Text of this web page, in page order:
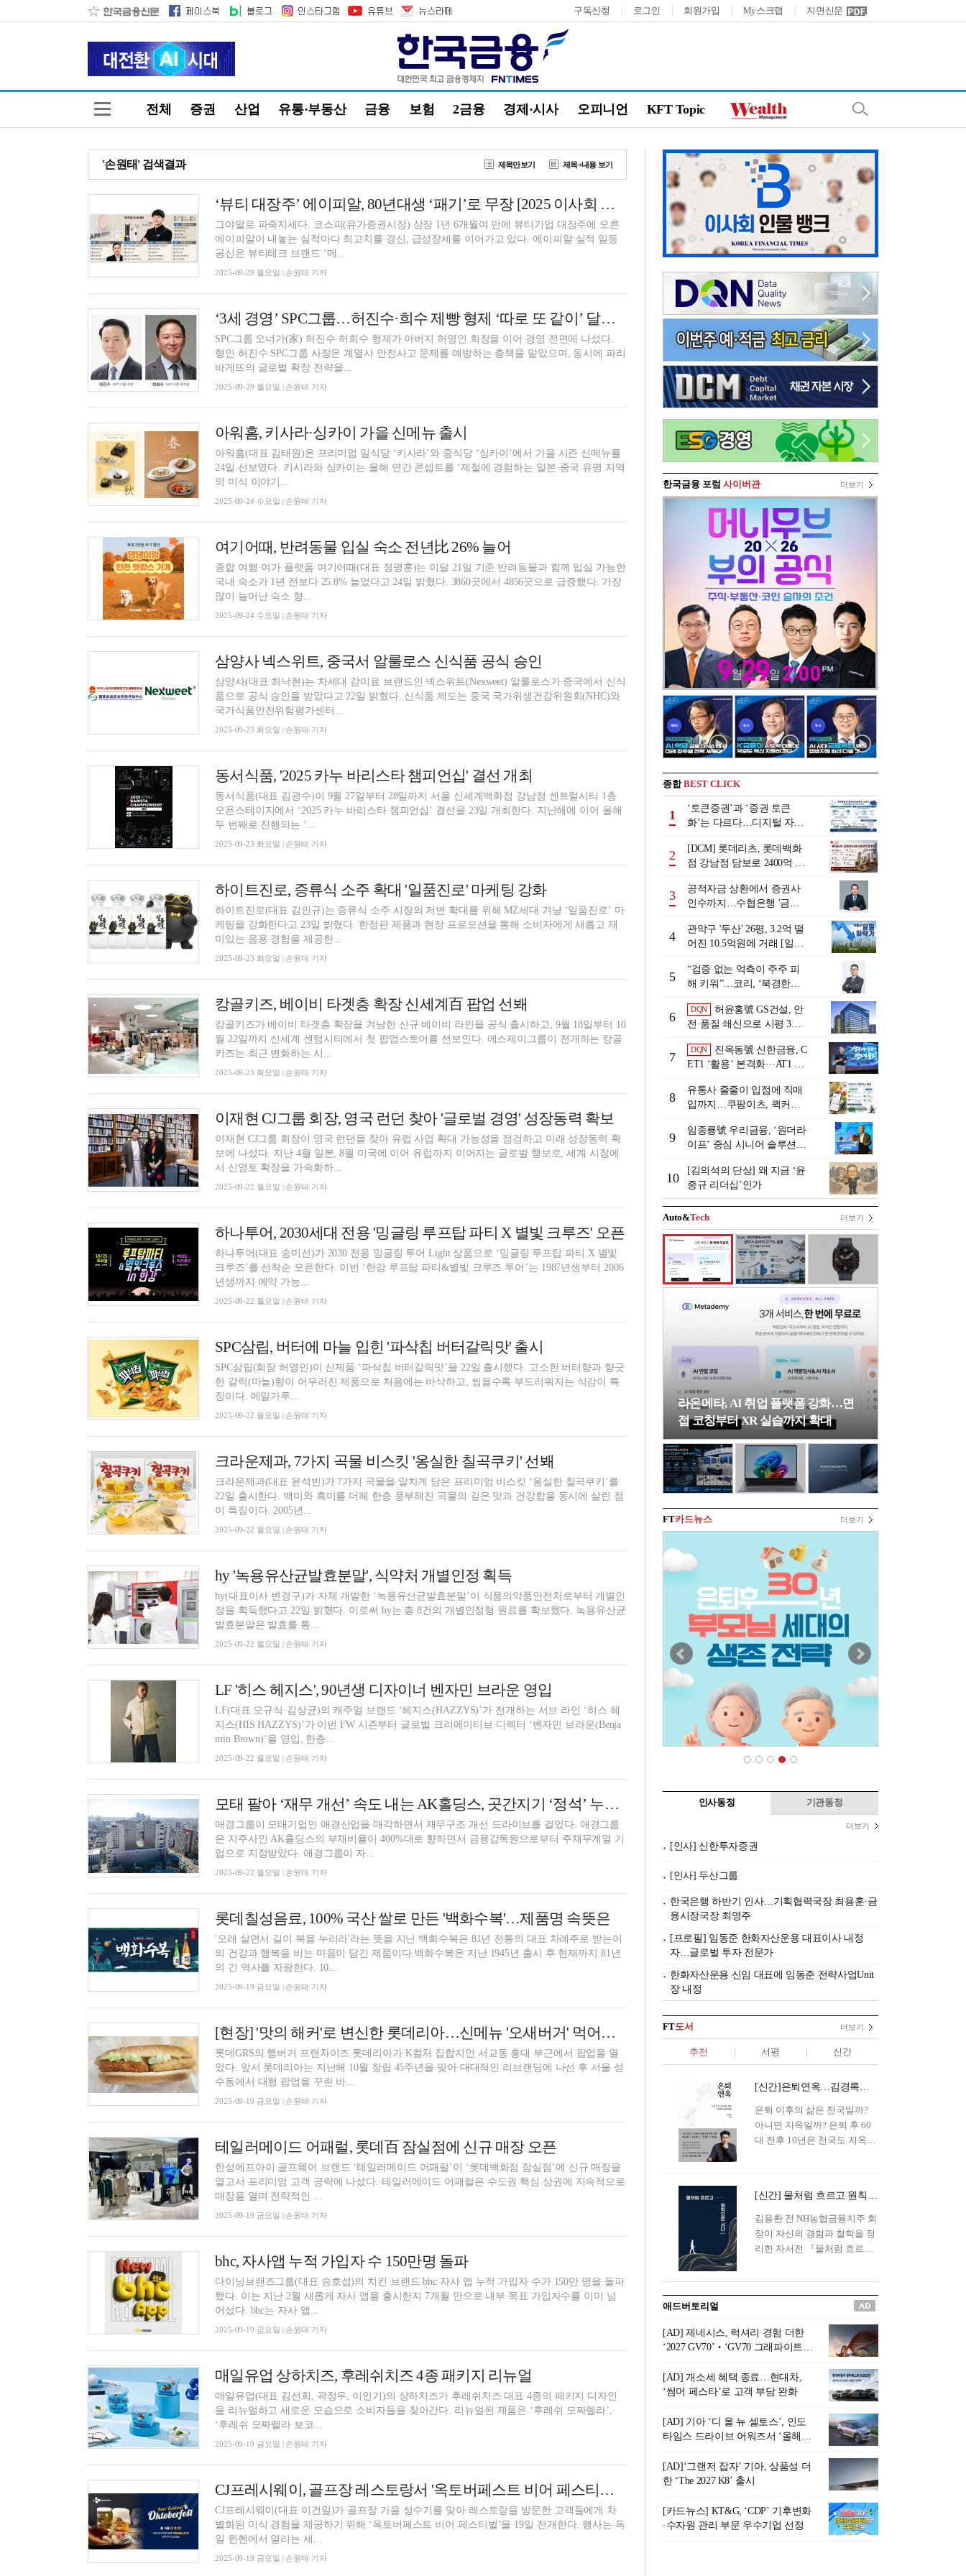
구독신청 로그인 회원가입 My스크랩 지면신문
전체 증권 산업 유통·부동산 금융 보험 2금융 경제·시사 오피니언 KFT Topic
'손원태' 검색결과 제목만보기 제목+내용 보기
‘뷰티 대장주’ 에이피알, 80년대생 ‘패기’로 무장 [2025 이사회 톺아보기]
그야말로 파죽지세다. 코스피(유가증권시장) 상장 1년 6개월여 만에 뷰티기업 대장주에 오른
에이피알이 내놓는 실적마다 최고치를 경신, 급성장세를 이어가고 있다. 에이피알 실적 일등
공신은 뷰티테크 브랜드 ‘메...
2025-09-29 월요일 | 손원태 기자
‘3세 경영’ SPC그룹…허진수·희수 제빵 형제 ‘따로 또 같이’ 달린다
SPC그룹 오너가(家) 허진수·허희수 형제가 아버지 허영인 회장을 이어 경영 전면에 나섰다.
형인 허진수 SPC그룹 사장은 계열사 안전사고 문제를 예방하는 총책을 맡았으며, 동시에 파리
바게뜨의 글로벌 확장 전략을...
2025-09-29 월요일 | 손원태 기자
아워홈, 키사라·싱카이 가을 신메뉴 출시
아워홈(대표 김태원)은 프리미엄 일식당 ‘키사라’와 중식당 ‘싱카이’에서 가을 시즌 신메뉴를
24일 선보였다. 키시라와 싱카이는 올해 연간 콘셉트를 ‘제철에 경험하는 일본·중국 유명 지역
의 미식 이야기...
2025-09-24 수요일 | 손원태 기자
여기어때, 반려동물 입실 숙소 전년比 26% 늘어
종합 여행·여가 플랫폼 여기어때(대표 정명훈)는 이달 21일 기준 반려동물과 함께 입실 가능한
국내 숙소가 1년 전보다 25.8% 늘었다고 24일 밝혔다. 3860곳에서 4856곳으로 급증했다. 가장
많이 늘어난 숙소 형...
2025-09-24 수요일 | 손원태 기자
삼양사 넥스위트, 중국서 알룰로스 신식품 공식 승인
삼양사(대표 최낙현)는 차세대 감미료 브랜드인 넥스위트(Nexweet) 알룰로스가 중국에서 신식
품으로 공식 승인을 받았다고 22일 밝혔다. 신식품 제도는 중국 국가위생건강위원회(NHC)와
국가식품안전위험평가센터...
2025-09-23 화요일 | 손원태 기자
동서식품, '2025 카누 바리스타 챔피언십' 결선 개최
동서식품(대표 김광수)이 9월 27일부터 28일까지 서울 신세계백화점 강남점 센트럴시티 1층
오픈스테이지에서 ‘2025 카누 바리스타 챔피언십’ 결선을 23일 개최한다. 지난해에 이어 올해
두 번째로 진행되는 ‘...
2025-09-23 화요일 | 손원태 기자
하이트진로, 증류식 소주 확대 '일품진로' 마케팅 강화
하이트진로(대표 김인규)는 증류식 소주 시장의 저변 확대를 위해 MZ세대 겨냥 ‘일품진로’ 마
케팅을 강화한다고 23일 밝혔다. 한정판 제품과 현장 프로모션을 통해 소비자에게 새롭고 재
미있는 음용 경험을 제공한...
2025-09-23 화요일 | 손원태 기자
캉골키즈, 베이비 타겟층 확장 신세계百 팝업 선봬
캉골키즈가 베이비 타겟층 확장을 겨낭한 신규 베이비 라인을 공식 출시하고, 9월 18일부터 10
월 22일까지 신세계 센텀시티에서 첫 팝업스토어를 선보인다. 에스제이그룹이 전개하는 캉골
키즈는 최근 변화하는 시...
2025-09-23 화요일 | 손원태 기자
이재현 CJ그룹 회장, 영국 런던 찾아 '글로벌 경영' 성장동력 확보
이재현 CJ그룹 회장이 영국 런던을 찾아 유럽 사업 확대 가능성을 점검하고 미래 성장동력 확
보에 나섰다. 지난 4월 일본, 8월 미국에 이어 유럽까지 이어지는 글로벌 행보로, 세계 시장에
서 신영토 확장을 가속화하...
2025-09-22 월요일 | 손원태 기자
하나투어, 2030세대 전용 '밍글링 루프탑 파티 X 별빛 크루즈' 오픈
하나투어(대표 송미선)가 2030 전용 밍글링 투어 Light 상품으로 ‘밍글링 루프탑 파티 X 별빛
크루즈’를 선착순 오픈한다. 이번 ‘한강 루프탑 파티&별빛 크루즈 투어’는 1987년생부터 2006
년생까지 예약 가능...
2025-09-22 월요일 | 손원태 기자
SPC삼립, 버터에 마늘 입힌 '파삭칩 버터갈릭맛' 출시
SPC삼립(회장 허영인)이 신제품 ‘파삭칩 버터갈릭맛’을 22일 출시했다. 고소한 버터향과 향긋
한 갈릭(마늘)향이 어우러진 제품으로 처음에는 바삭하고, 씹을수록 부드러워지는 식감이 특
징이다. 메밀가루...
2025-09-22 월요일 | 손원태 기자
크라운제과, 7가지 곡물 비스킷 '옹실한 칠곡쿠키' 선봬
크라운제과(대표 윤석빈)가 7가지 곡물을 알차게 담은 프리미엄 비스킷 ‘옹실한 칠곡쿠키’를
22일 출시한다. 백미와 흑미를 더해 한층 풍부해진 곡물의 깊은 맛과 건강함을 동시에 살린 점
이 특징이다. 2005년...
2025-09-22 월요일 | 손원태 기자
hy '녹용유산균발효분말', 식약처 개별인정 획득
hy(대표이사 변경구)가 자체 개발한 ‘녹용유산균발효분말’이 식품의약품안전처로부터 개별인
정을 획득했다고 22일 밝혔다. 이로써 hy는 총 8건의 개별인정형 원료를 확보했다. 녹용유산균
발효분말은 발효를 통...
2025-09-22 월요일 | 손원태 기자
LF '히스 헤지스', 90년생 디자이너 벤자민 브라운 영입
LF(대표 오규식·김상균)의 캐주얼 브랜드 ‘헤지스(HAZZYS)’가 전개하는 서브 라인 ‘히스 헤
지스(HIS HAZZYS)’가 이번 FW 시즌부터 글로벌 크리에이티브 디렉터 ‘벤자민 브라운(Benja
min Brown)’을 영입, 한층...
2025-09-22 월요일 | 손원태 기자
모태 팔아 ‘재무 개선’ 속도 내는 AK홀딩스, 곳간지기 ‘정석’ 누구? [나는 CFO다]
애경그룹이 모태기업인 애경산업을 매각하면서 재무구조 개선 드라이브를 걸었다. 애경그룹
은 지주사인 AK홀딩스의 부채비율이 400%대로 향하면서 금융감독원으로부터 주채무계열 기
업으로 지정받았다. 애경그룹이 자...
2025-09-22 월요일 | 손원태 기자
롯데칠성음료, 100% 국산 쌀로 만든 '백화수복'…제품명 속뜻은
'오래 살면서 길이 복을 누리라'라는 뜻을 지닌 백화수복은 81년 전통의 대표 차례주로 받는이
의 건강과 행복을 비는 마음이 담긴 제품이다.백화수복은 지난 1945년 출시 후 현재까지 81년
의 긴 역사를 자랑한다. 10...
2025-09-19 금요일 | 손원태 기자
[현장] '맛의 해커'로 변신한 롯데리아…신메뉴 '오새버거' 먹어보니
롯데GRS의 햄버거 프랜차이즈 롯데리아가 K컬처 집합지인 서교동 홍대 부근에서 팝업을 열
었다. 앞서 롯데리아는 지난해 10월 창립 45주년을 맞아 대대적인 리브랜딩에 나선 후 서울 성
수동에서 대형 팝업을 꾸린 바...
2025-09-19 금요일 | 손원태 기자
테일러메이드 어패럴, 롯데百 잠실점에 신규 매장 오픈
한성에프아이 골프웨어 브랜드 ‘테일러메이드 어패럴’이 ‘롯데백화점 잠실점’에 신규 매장을
열고서 프리미엄 고객 공략에 나섰다. 테일러메이드 어패럴은 수도권 핵심 상권에 지속적으로
매장을 열며 전략적인 ...
2025-09-19 금요일 | 손원태 기자
bhc, 자사앱 누적 가입자 수 150만명 돌파
다이닝브랜즈그룹(대표 송호섭)의 치킨 브랜드 bhc 자사 앱 누적 가입자 수가 150만 명을 돌파
했다. 이는 지난 2월 새롭게 자사 앱을 출시한지 7개월 만으로 내부 목표 가입자수를 이미 넘
어섰다. bhc는 자사 앱...
2025-09-19 금요일 | 손원태 기자
매일유업 상하치즈, 후레쉬치즈 4종 패키지 리뉴얼
매일유업(대표 김선희, 곽정우, 이인기)의 상하치즈가 후레쉬치즈 대표 4종의 패키지 디자인
을 리뉴얼하고 새로운 모습으로 소비자들을 찾아간다. 리뉴얼된 제품은 ‘후레쉬 모짜렐라’,
‘후레쉬 모짜렐라 보코...
2025-09-19 금요일 | 손원태 기자
CJ프레시웨이, 골프장 레스토랑서 '옥토버페스트 비어 페스티벌' 전개
CJ프레시웨이(대표 이건일)가 골프장 가을 성수기를 맞아 레스토랑을 방문한 고객들에게 차
별화된 미식 경험을 제공하기 위해 ‘옥토버페스트 비어 페스티벌’을 19일 전개한다. 행사는 독
일 뮌헨에서 열리는 세...
2025-09-19 금요일 | 손원태 기자
한국금융 포럼 사이버관 더보기
종합BEST CLICK
1
‘토큰증권’과 ‘증권 토큰
화’는 다르다…디지털 자본
2
[DCM] 롯데리츠, 롯데백화
점 강남점 담보로 2400억 조
3
공적자금 상환에서 증권사
인수까지…수협은행 '금융
행 금융그룹의 꿈①]
4
관악구 '두산' 26평, 3.2억 떨
어진 10.5억원에 거래 [일일
5
“검증 없는 억측이 주주 피
해 키워”…코리, ‘북경한미
6
DQN
허윤홍號 GS건설, 안
전·품질 쇄신으로 시평 3위
7
DQN
진옥동號 신한금융, C
ET1 ‘활용’ 본격화···AT1 늘
view]
8
유통사 줄줄이 입점에 직매
입까지…쿠팡이츠, 퀵커머
9
임종룡號 우리금융, ‘원더라
이프’ 중심 시니어 솔루션
[금융 시니어 비즈니스 돋보
기]
10
[김의석의 단상] 왜 지금 ‘윤
종규 리더십’인가
Auto&Tech 더보기
라온메타, AI 취업 플랫폼 강화…면
접 코칭부터 XR 실습까지 확대
FT카드뉴스 더보기
인사동정 기관동정
더보기
[인사] 신한투자증권
[인사] 두산그룹
한국은행 하반기 인사…기획협력국장 최용훈·금
융시장국장 최영주
[프로필] 임동준 한화자산운용 대표이사 내정
자…글로벌 투자 전문가
한화자산운용 신임 대표에 임동준 전략사업Unit
장 내정
FT도서 더보기
추천 서평 신간
[신간]은퇴연옥…김경록의 은퇴 후 삶의 나침반
은퇴 이후의 삶은 천국일까?
아니면 지옥일까? 은퇴 후 60
대 전후 10년은 천국도 지옥도
은퇴 설계를 가이드해 온 김경
록 옵투스자산운용의 고문이
신간 『은퇴연옥』을 내놓았
다.단테는 지옥을 '모든 희망을
록 고문은 새로운 시각을 제시
0년의 과도기는 지옥이 아니라
정화와 성장의 공간인 ‘은퇴연
옥(Purgatory)’이라는 것이다.
연옥은 고통스럽지만 끝이 있
으며, 준비를 통해 천국으로 나
아갈 수 있는 희망의 장소라고
말한
[신간] 물처럼 흐르고 원칙으로 서다…김용환의 통찰을 담다
김용환 전 NH농협금융지주 회
장이 자신의 경험과 철학을 정
리한 자서전 『물처럼 흐르고
통 관료 출신으로 한국 금융의
주요 변곡점마다 중요한 역할
을 하고 금융 경영인으로서 큰
족적을 남긴 김 전 회장이 후배
세대에게 전하는 삶의 조언을
담은 인생 노트다.『물처럼 흐
르고 원칙으로 서다』는 단순
한 자서전을 넘어, 실패를 두려
워하지 않는 용기와 자신에 대
한 믿음이 어떻게 삶을 풍요롭
게 만드는지를 보여주는 지혜
의 보고로 평가된다.김용환 전
회장은 “인생의 목표가 크더라
도 조급해하지 말고 작은 것부
터 하나 하나 성취해 나가
라”고 조언한다. 뼈아픈 실패
조차 성공의 뼈대가 된다는 긍
애드버토리얼
[AD] 제네시스, 럭셔리 경험 더한
‘2027 GV70’‧‘GV70 그래파이트’
[AD] 개소세 혜택 종료…현대차,
‘썸머 페스타’로 고객 부담 완화
[AD] 기아 ‘디 올 뉴 셀토스’, 인도
타임스 드라이브 어워즈서 ‘올해의
[AD]‘그랜저 잡자’ 기아, 상품성 더
한 ‘The 2027 K8’ 출시
[카드뉴스] KT&G, ‘CDP’ 기후변화
·수자원 관리 부문 우수기업 선정